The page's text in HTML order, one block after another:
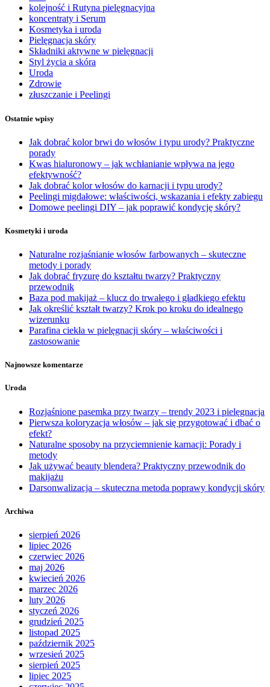
kolejność i Rutyna pielęgnacyjna
koncentraty i Serum
Kosmetyka i uroda
Pielęgnacja skóry
Składniki aktywne w pielęgnacji
Styl życia a skóra
Uroda
Zdrowie
złuszczanie i Peelingi
Ostatnie wpisy
Jak dobrać kolor brwi do włosów i typu urody? Praktyczne
porady
Kwas hialuronowy – jak wchłanianie wpływa na jego
efektywność?
Jak dobrać kolor włosów do karnacji i typu urody?
Peelingi migdałowe: właściwości, wskazania i efekty zabiegu
Domowe peelingi DIY – jak poprawić kondycję skóry?
Kosmetyki i uroda
Naturalne rozjaśnianie włosów farbowanych – skuteczne
metody i porady
Jak dobrać fryzurę do kształtu twarzy? Praktyczny
przewodnik
Baza pod makijaż – klucz do trwałego i gładkiego efektu
Jak określić kształt twarzy? Krok po kroku do idealnego
wizerunku
Parafina ciekła w pielęgnacji skóry – właściwości i
zastosowanie
Najnowsze komentarze
Uroda
Rozjaśnione pasemka przy twarzy – trendy 2023 i pielęgnacja
Pierwsza koloryzacja włosów – jak się przygotować i dbać o
efekt?
Naturalne sposoby na przyciemnienie karnacji: Porady i
metody
Jak używać beauty blendera? Praktyczny przewodnik do
makijażu
Darsonwalizacja – skuteczna metoda poprawy kondycji skóry
Archiwa
sierpień 2026
lipiec 2026
czerwiec 2026
maj 2026
kwiecień 2026
marzec 2026
luty 2026
styczeń 2026
grudzień 2025
listopad 2025
październik 2025
wrzesień 2025
sierpień 2025
lipiec 2025